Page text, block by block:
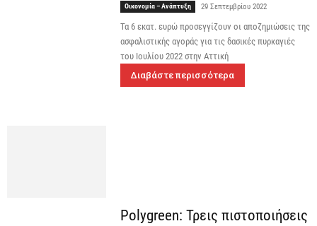
Οικονομία – Ανάπτυξη 29 Σεπτεμβρίου 2022
Τα 6 εκατ. ευρώ προσεγγίζουν οι αποζημιώσεις της
ασφαλιστικής αγοράς για τις δασικές πυρκαγιές
του Ιουλίου 2022 στην Αττική
Διαβάστε περισσότερα
Polygreen: Τρεις πιστοποιήσεις